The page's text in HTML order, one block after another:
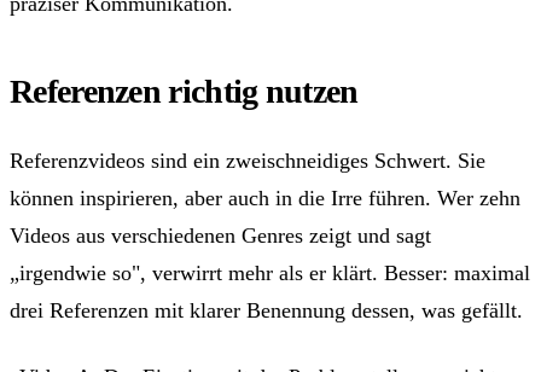
Referenzen richtig nutzen
Referenzvideos sind ein zweischneidiges Schwert. Sie
können inspirieren, aber auch in die Irre führen. Wer zehn
Videos aus verschiedenen Genres zeigt und sagt
„irgendwie so", verwirrt mehr als er klärt. Besser: maximal
drei Referenzen mit klarer Benennung dessen, was gefällt.